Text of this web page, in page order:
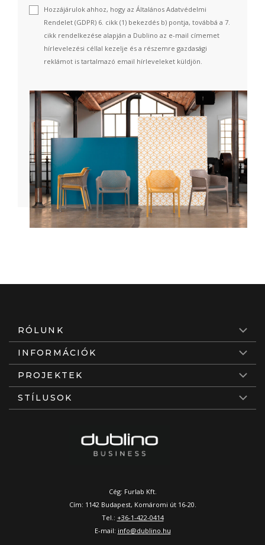
Hozzájárulok ahhoz, hogy az Általános Adatvédelmi
Rendelet (GDPR) 6. cikk (1) bekezdés b) pontja, továbbá a 7.
cikk rendelkezése alapján a Dublino az e-mail címemet
hírlevelezési céllal kezelje és a részemre gazdasági
reklámot is tartalmazó email hírleveleket küldjön.
RÓLUNK
INFORMÁCIÓK
PROJEKTEK
STÍLUSOK
Cég: Furlab Kft.
Cím: 1142 Budapest, Komáromi út 16-20.
Tel.: +36-1-422-0414
E-mail: info@dublino.hu